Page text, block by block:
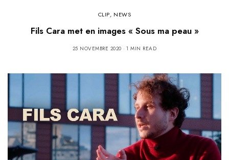
CLIP, NEWS
Fils Cara met en images « Sous ma peau »
25 NOVEMBRE 2020 1 MIN READ